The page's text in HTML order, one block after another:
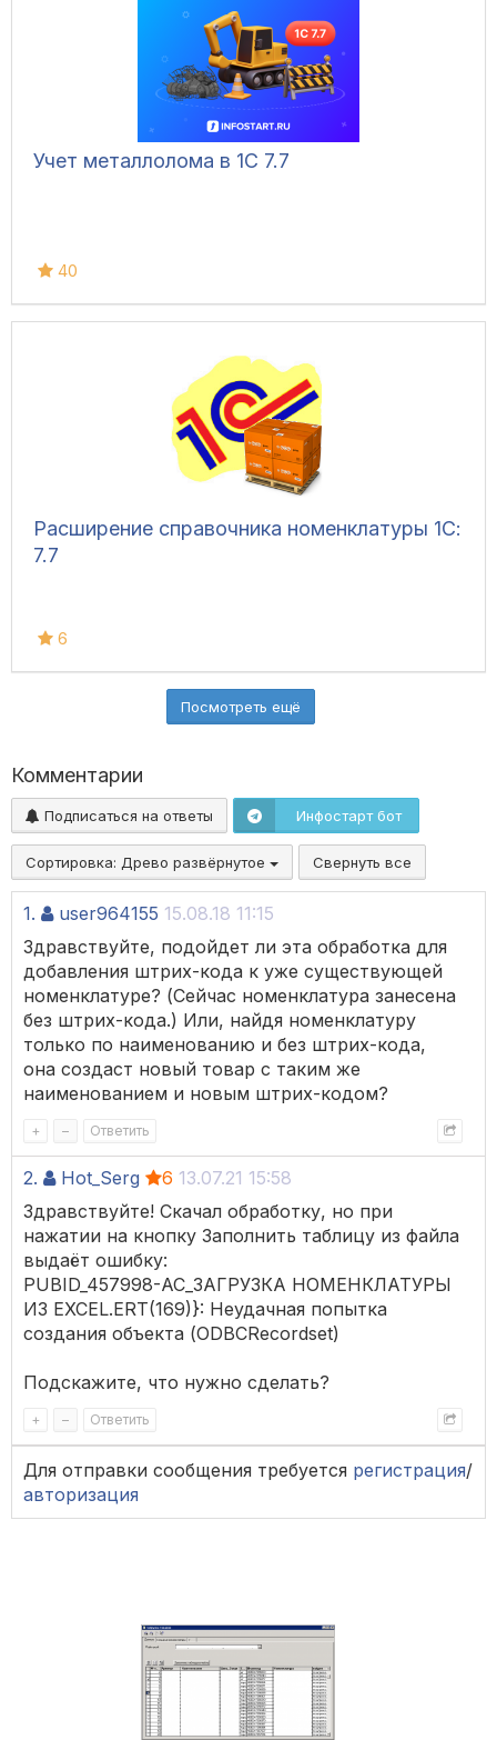
Учет металлолома в 1С 7.7
40
Расширение справочника номенклатуры 1С:
7.7
6
Посмотреть ещё
Комментарии
Подписаться на ответы Инфостарт бот
Сортировка: Древо развёрнутое Свернуть все
1. user964155 15.08.18 11:15
Здравствуйте, подойдет ли эта обработка для
добавления штрих-кода к уже существующей
номенклатуре? (Сейчас номенклатура занесена
без штрих-кода.) Или, найдя номенклатуру
только по наименованию и без штрих-кода,
она создаст новый товар с таким же
наименованием и новым штрих-кодом?
+ – Ответить
2. Hot_Serg 6 13.07.21 15:58
Здравствуйте! Скачал обработку, но при
нажатии на кнопку Заполнить таблицу из файла
выдаёт ошибку:
PUBID_457998-АС_ЗАГРУЗКА НОМЕНКЛАТУРЫ
ИЗ EXCEL.ERT(169)}: Неудачная попытка
создания объекта (ODBCRecordset)
Подскажите, что нужно сделать?
+ – Ответить
Для отправки сообщения требуется регистрация/
авторизация